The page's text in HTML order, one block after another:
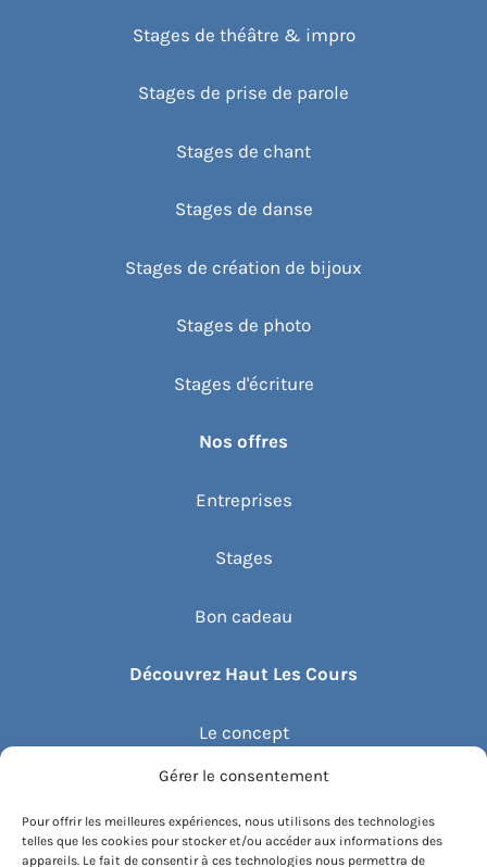
Gérer le consentement
Pour offrir les meilleures expériences, nous utilisons des technologies
telles que les cookies pour stocker et/ou accéder aux informations des
appareils. Le fait de consentir à ces technologies nous permettra de
Stages de théâtre & impro
Stages de prise de parole
Stages de chant
Stages de danse
Stages de création de bijoux
Stages de photo
Stages d'écriture
Nos offres
Entreprises
Stages
Bon cadeau
Découvrez Haut Les Cours
Le concept
Blog